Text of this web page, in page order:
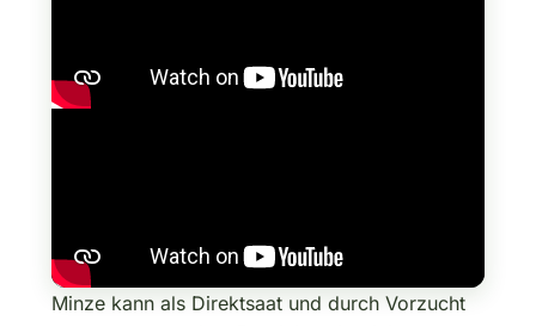
Minze kann als Direktsaat und durch Vorzucht